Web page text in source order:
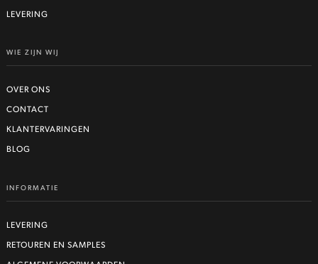
LEVERING
WIE ZIJN WIJ
OVER ONS
CONTACT
KLANTERVARINGEN
BLOG
INFORMATIE
LEVERING
RETOUREN EN SAMPLES